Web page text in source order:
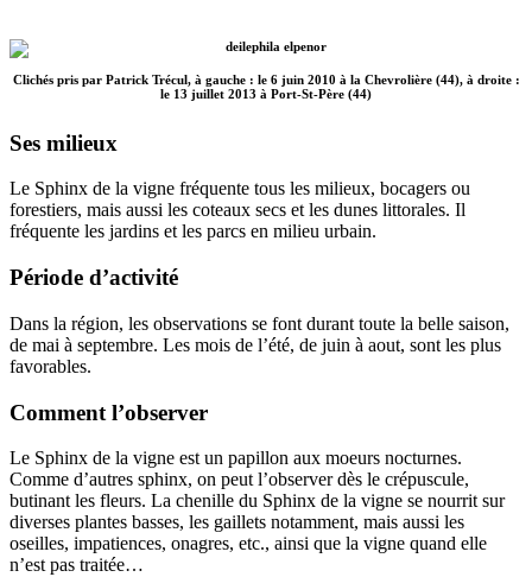
Clichés pris par Patrick Trécul, à gauche : le 6 juin 2010 à la Chevrolière (44), à droite :
le 13 juillet 2013 à Port-St-Père (44)
Ses milieux
Le Sphinx de la vigne fréquente tous les milieux, bocagers ou
forestiers, mais aussi les coteaux secs et les dunes littorales. Il
fréquente les jardins et les parcs en milieu urbain.
Période d’activité
Dans la région, les observations se font durant toute la belle saison,
de mai à septembre. Les mois de l’été, de juin à aout, sont les plus
favorables.
Comment l’observer
Le Sphinx de la vigne est un papillon aux moeurs nocturnes.
Comme d’autres sphinx, on peut l’observer dès le crépuscule,
butinant les fleurs. La chenille du Sphinx de la vigne se nourrit sur
diverses plantes basses, les gaillets notamment, mais aussi les
oseilles, impatiences, onagres, etc., ainsi que la vigne quand elle
n’est pas traitée…